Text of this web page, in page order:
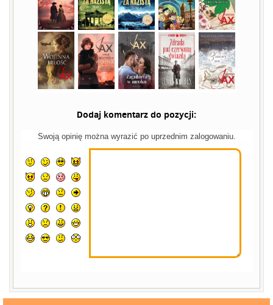
Dodaj komentarz do pozycji:
Swoją opinię można wyrazić po uprzednim zalogowaniu.